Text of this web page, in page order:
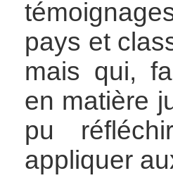
pays et
mais qui,
en matière
pu
appliquer